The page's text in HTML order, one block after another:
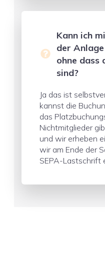
Kann ich
der
ohne dass
sind?
Ja das ist
kannst die
das
Nichtmitglieder
und wir erheben
wir am Ende der
SEPA-Lastschrift